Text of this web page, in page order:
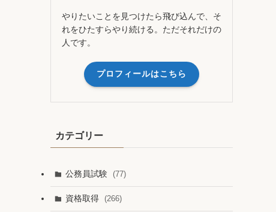
やりたいことを見つけたら飛び込んで、そ
れをひたすらやり続ける。ただそれだけの
人です。
プロフィールはこちら
カテゴリー
公務員試験 (77)
資格取得 (266)